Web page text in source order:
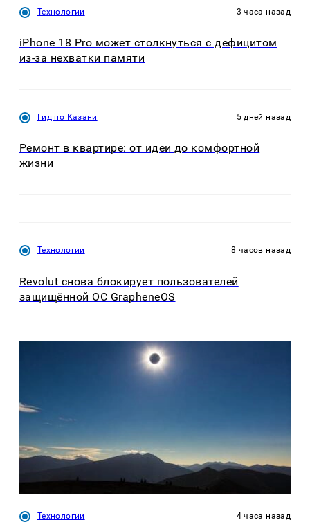
Технологии 3 часа назад
iPhone 18 Pro может столкнуться с дефицитом
из-за нехватки памяти
Гид по Казани 5 дней назад
Ремонт в квартире: от идеи до комфортной
жизни
Технологии 8 часов назад
Revolut снова блокирует пользователей
защищённой ОС GrapheneOS
Технологии 4 часа назад